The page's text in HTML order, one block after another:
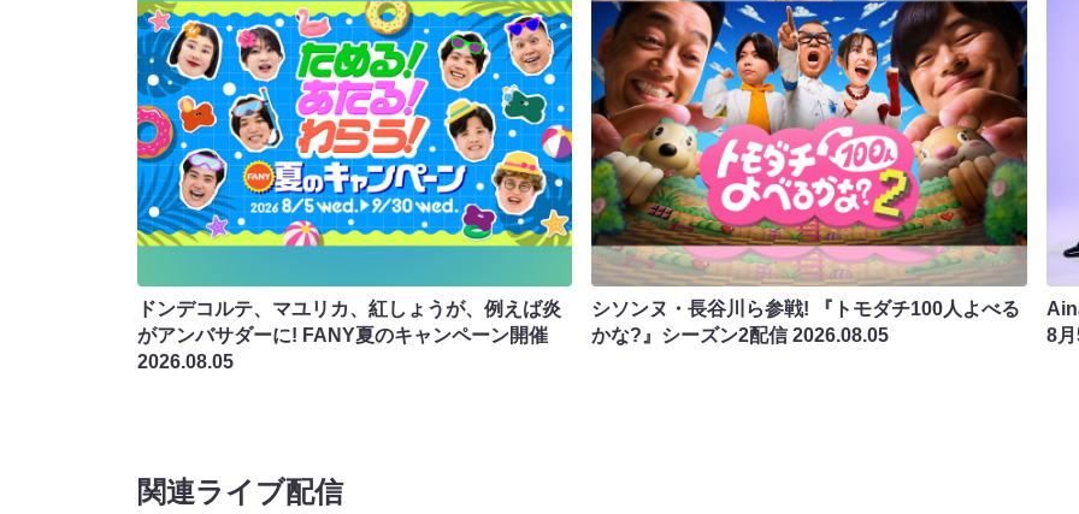
ドンデコルテ、マユリカ、紅しょうが、例えば炎
がアンバサダーに! FANY夏のキャンペーン開催
2026.08.05
シソンヌ・長谷川ら参戦! 『トモダチ100人よべる
かな?』シーズン2配信2026.08.05
8
関連ライブ配信